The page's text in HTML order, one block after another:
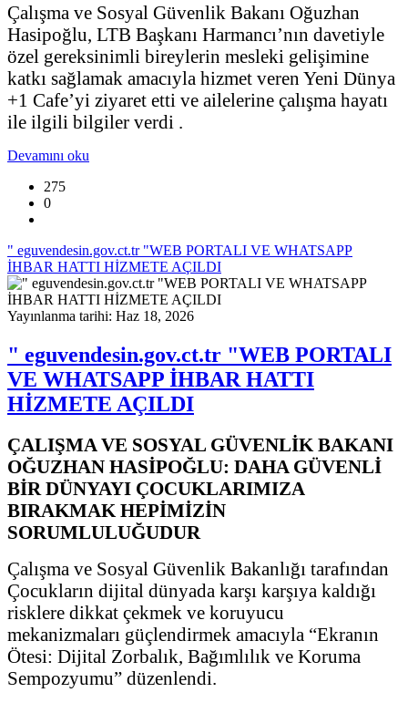
Çalışma ve Sosyal Güvenlik Bakanı Oğuzhan
Hasipoğlu, LTB Başkanı Harmancı’nın davetiyle
özel gereksinimli bireylerin mesleki gelişimine
katkı sağlamak amacıyla hizmet veren Yeni Dünya
+1 Cafe’yi ziyaret etti ve ailelerine çalışma hayatı
ile ilgili bilgiler verdi .
Devamını oku
275
0
" eguvendesin.gov.ct.tr "WEB PORTALI VE WHATSAPP
İHBAR HATTI HİZMETE AÇILDI
Yayınlanma tarihi: Haz 18, 2026
" eguvendesin.gov.ct.tr "WEB PORTALI
VE WHATSAPP İHBAR HATTI
HİZMETE AÇILDI
ÇALIŞMA VE SOSYAL GÜVENLİK BAKANI
OĞUZHAN HASİPOĞLU: DAHA GÜVENLİ
BİR DÜNYAYI ÇOCUKLARIMIZA
BIRAKMAK HEPİMİZİN
SORUMLULUĞUDUR
Çalışma ve Sosyal Güvenlik Bakanlığı tarafından
Çocukların dijital dünyada karşı karşıya kaldığı
risklere dikkat çekmek ve koruyucu
mekanizmaları güçlendirmek amacıyla “Ekranın
Ötesi: Dijital Zorbalık, Bağımlılık ve Koruma
Sempozyumu” düzenlendi.